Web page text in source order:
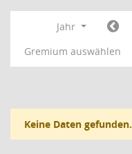
Jahr
Gremium auswählen
Keine Daten gefunden.